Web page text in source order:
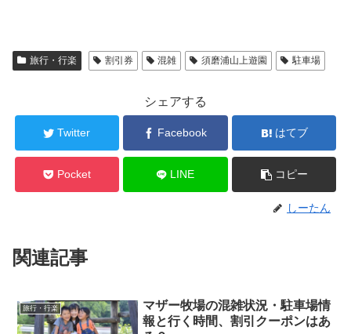
旅行・行楽 割引券 混雑 須磨浦山上遊園 駐車場
シェアする
Twitter Facebook はてブ
Pocket LINE コピー
しーたん
関連記事
旅行・行楽
マザー牧場の混雑状況・駐車場情
報と行く時間、割引クーポンはあ